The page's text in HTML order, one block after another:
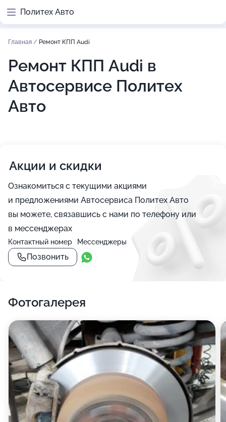
Политех Авто
Главная / Ремонт КПП Audi
Ремонт КПП Audi в
Автосервисе Политех
Авто
Акции и скидки
Ознакомиться с текущими акциями
и предложениями Автосервиса Политех Авто
вы можете, связавшись с нами по телефону или
в мессенджерах
Контактный номер
Позвонить
Мессенджеры
Фотогалерея